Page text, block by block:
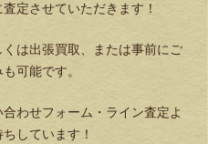
定させていただきます！
は出張買取、または事前にご
可能です。
わせフォーム・ライン査定よ
しています！